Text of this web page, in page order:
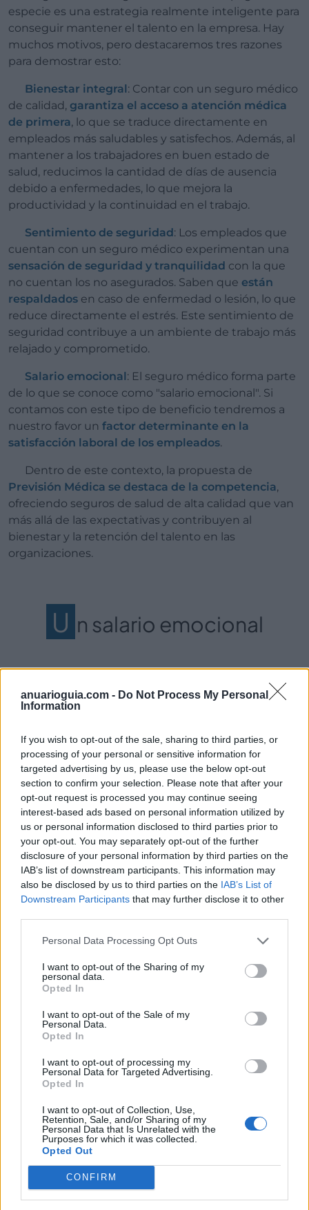
anuarioguia.com - Do Not Process My Personal
Information
If you wish to opt-out of the sale, sharing to third parties, or
processing of your personal or sensitive information for
targeted advertising by us, please use the below opt-out
section to confirm your selection. Please note that after your
opt-out request is processed you may continue seeing
interest-based ads based on personal information utilized by
us or personal information disclosed to third parties prior to
your opt-out. You may separately opt-out of the further
disclosure of your personal information by third parties on the
IAB’s list of downstream participants. This information may
also be disclosed by us to third parties on the IAB’s List of
Downstream Participants that may further disclose it to other
Personal Data Processing Opt Outs
I want to opt-out of the Sharing of my
personal data.
Opted In
I want to opt-out of the Sale of my
Personal Data.
Opted In
I want to opt-out of processing my
Personal Data for Targeted Advertising.
Opted In
I want to opt-out of Collection, Use,
Retention, Sale, and/or Sharing of my
Personal Data that Is Unrelated with the
Purposes for which it was collected.
Opted Out
CONFIRM
especie es una estrategia realmente inteligente para
conseguir mantener el talento en la empresa. Hay
muchos motivos, pero destacaremos tres razones
para demostrar esto:
Bienestar integral: Contar con un seguro médico
de calidad, garantiza el acceso a atención médica
de primera, lo que se traduce directamente en
empleados más saludables y satisfechos. Además, al
mantener a los trabajadores en buen estado de
salud, reducimos la cantidad de días de ausencia
debido a enfermedades, lo que mejora la
productividad y la continuidad en el trabajo.
Sentimiento de seguridad: Los empleados que
cuentan con un seguro médico experimentan una
sensación de seguridad y tranquilidad con la que
no cuentan los no asegurados. Saben que están
respaldados en caso de enfermedad o lesión, lo que
reduce directamente el estrés. Este sentimiento de
seguridad contribuye a un ambiente de trabajo más
relajado y comprometido.
Salario emocional: El seguro médico forma parte
de lo que se conoce como "salario emocional". Si
contamos con este tipo de beneficio tendremos a
nuestro favor un factor determinante en la
satisfacción laboral de los empleados.
Dentro de este contexto, la propuesta de
Previsión Médica se destaca de la competencia,
ofreciendo seguros de salud de alta calidad que van
más allá de las expectativas y contribuyen al
bienestar y la retención del talento en las
organizaciones.
U n salario emocional
popularizado en los últimos años dentro del mundo
laboral, volviéndose fundamental la retención del
emocional se refiere alos beneficios y ventajas no
monetariasque los empleadores ofrecen a sus
trabajadores como parte de un paquete de
compensación. Este tipo de beneficios van mucho
más allá del salario en efectivo y abordan las
necesidades emocionales y personalesde los
empleados.
En este sentido,disponer de un seguro médico
de calidad, como el que proporciona Previsión
Médica, se convierte en uncomponente esencial
del salario emocional. Ofrecer a los empleados la
tranquilidad de saber que su salud está protegida es
empresa con su bienestar.
entorno laboral tranquilo, donde los trabajadores
estarán seguros y se sentirán valorados y cuidados
satisfacción laboral, la motivación y la retención del
talento en la empresa. Un seguro médico de calidad
bienestar de los empleados y en el éxito a largo plazo
de la organización.
En conclusión, en el mundo laboral actual,
retener talento es una auténtica prioridad
todas las organizaciones.El salario emocional y el